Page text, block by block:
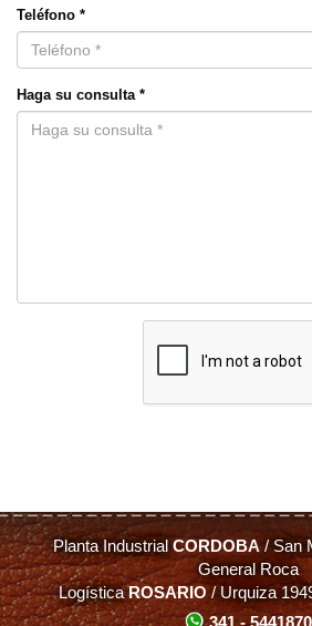
Teléfono *
Haga su consulta *
Planta Industrial CORDOBA/ San
General Roca
LogísticaROSARIO/ Urquiza
341 - 5441870